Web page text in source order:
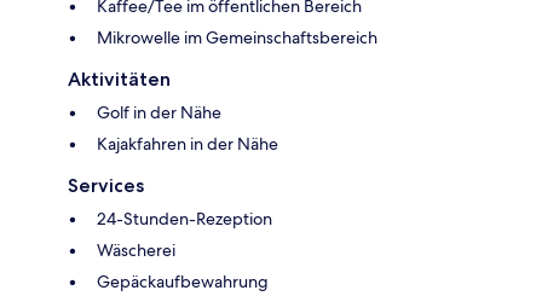
Kaffee/Tee im öffentlichen Bereich
Mikrowelle im Gemeinschaftsbereich
Aktivitäten
Golf in der Nähe
Kajakfahren in der Nähe
Services
24-Stunden-Rezeption
Wäscherei
Gepäckaufbewahrung